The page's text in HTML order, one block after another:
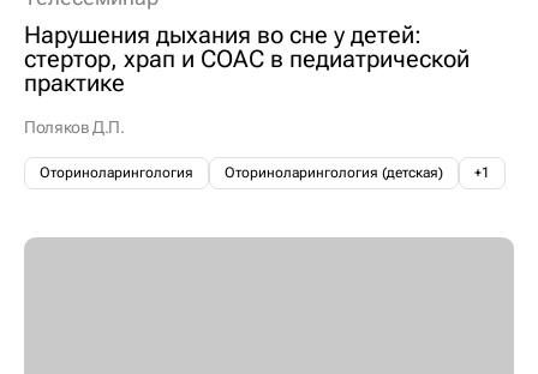
Нарушения дыхания во сне у детей:
стертор, храп и СОАС в педиатрической
практике
Поляков Д.П.
Оториноларингология Оториноларингология (детская) +1